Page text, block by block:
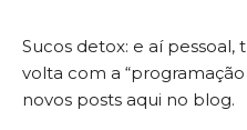
Sucos detox: e aí pessoal,
volta com a
novos posts aqui no blog.